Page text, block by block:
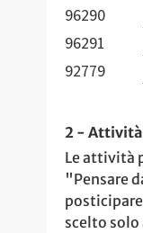
96290
96291
92779
2 - Attività
Le attività
"Pensare
scelto solo